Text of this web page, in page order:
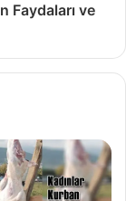
Faydaları ve